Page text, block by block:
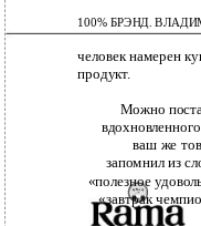
100% БРЭНД.
человек намерен
продукт.
Можно
ваш же
запомнил из
«полезное
«завтрак